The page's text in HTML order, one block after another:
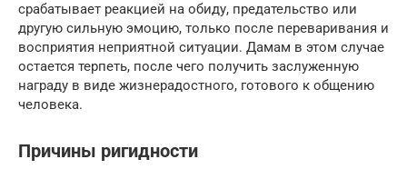
срабатывает реакцией на обиду, предательство или
другую сильную эмоцию, только после переваривания и
восприятия неприятной ситуации. Дамам в этом случае
остается терпеть, после чего получить заслуженную
награду в виде жизнерадостного, готового к общению
человека.
Причины ригидности